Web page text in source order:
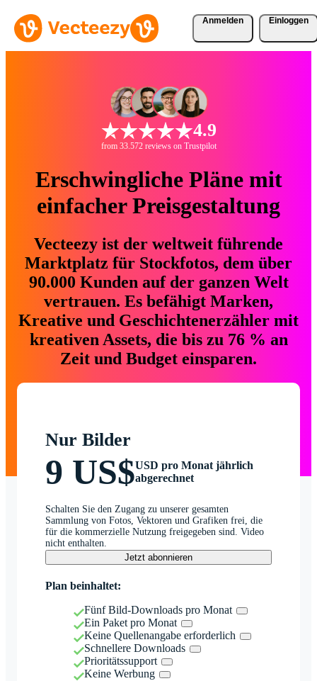
Anmelden Einloggen
4.9
from 33.572 reviews on Trustpilot
Erschwingliche Pläne mit
einfacher Preisgestaltung
Vecteezy ist der weltweit führende
Marktplatz für Stockfotos, dem über
90.000 Kunden auf der ganzen Welt
vertrauen. Es befähigt Marken,
Kreative und Geschichtenerzähler mit
kreativen Assets, die bis zu 76 % an
Zeit und Budget einsparen.
Nur Bilder
9 US$USD pro Monat jährlich
abgerechnet
Schalten Sie den Zugang zu unserer gesamten
Sammlung von Fotos, Vektoren und Grafiken frei, die
für die kommerzielle Nutzung freigegeben sind. Video
nicht enthalten.
Jetzt abonnieren
Plan beinhaltet:
Fünf Bild-Downloads pro Monat
Ein Paket pro Monat
Keine Quellenangabe erforderlich
Schnellere Downloads
Prioritätssupport
Keine Werbung